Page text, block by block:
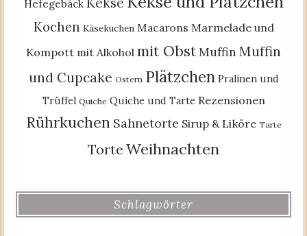
Hefegebäck
Kochen Käsekuchen Macarons Marmelade und
Kompott mit Alkohol mit ObstMuffin Muffin
und Cupcake Ostern Plätzchen Pralinen und
Trüffel Quiche Quiche und Tarte Rezensionen
Rührkuchen Sahnetorte Sirup & Liköre Tarte
Torte Weihnachten
Schlagwörter